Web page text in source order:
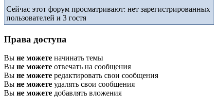
Сейчас этот форум просматривают: нет зарегистрированных
пользователей и 3 гостя
Права доступа
Вы не можете начинать темы
Вы не можете отвечать на сообщения
Вы не можете редактировать свои сообщения
Вы не можете удалять свои сообщения
Вы не можете добавлять вложения